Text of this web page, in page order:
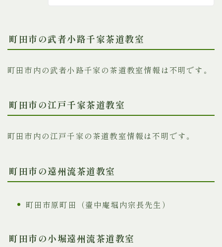
町田市の武者小路千家茶道教室
町田市内の武者小路千家の茶道教室情報は不明です。
町田市の江戸千家茶道教室
町田市内の江戸千家の茶道教室情報は不明です。
町田市の遠州流茶道教室
町田市原町田（壷中庵堀内宗長先生）
町田市の小堀遠州流茶道教室